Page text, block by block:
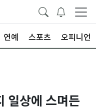
연예 스포츠 오피니언
일상에 스며든